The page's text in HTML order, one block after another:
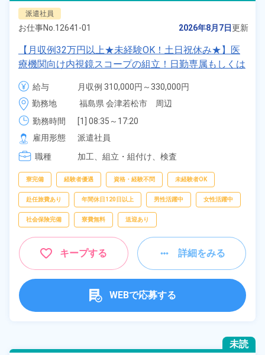
派遣社員
お仕事No. 12641-01 2026年8月7日更新
【月収例32万円以上★未経験OK！土日祝休み★】医
療機関向け内視鏡スコープの組立！日勤専属もしくは
2交替勤務選択可★年間休日120日★ワンルーム寮完
備！通勤ラクラク無料送迎あり◎20代～40代の男女
活躍中！マイカー通勤OK◎無料駐車場あり★赴任旅
費会社負担！日払いあり◎空調完備で快適作業★《福
島県会津若松市》
給与
月収例 310,000円～330,000円
時給 1,600円～1,600円
勤務地
福島県 会津若松市　周辺
勤務時間
[1] 08:35～17:20
[2] 16:55～01:40
[3] 00:30～09:35
雇用形態
派遣社員
職種
加工、 組立・組付け、 検査
寮完備 経験者優遇 資格・経験不問 未経験者OK
赴任旅費あり 年間休日120日以上 男性活躍中 女性活躍中
社会保険完備 寮費無料 送迎あり
キープする 詳細をみる
WEBで応募する
未読